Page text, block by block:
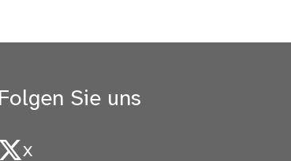
Folgen Sie uns
X